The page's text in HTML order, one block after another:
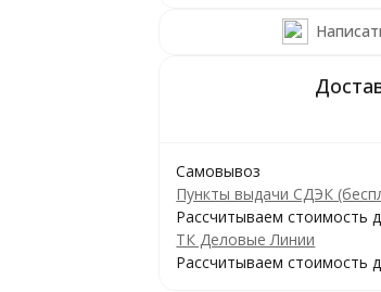
Самовывоз
Пункты выдачи СДЭК
Рассчитываем стоимость
ТК Деловые Линии
Рассчитываем стоимость